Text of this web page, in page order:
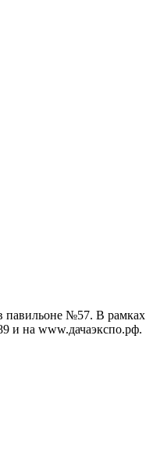
павильоне №57. В рамках
и на www.дачаэкспо.рф.